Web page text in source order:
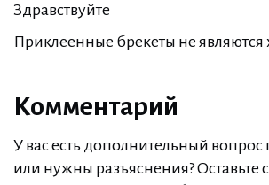
Здравствуйте
Приклеенные брекеты не являются
Комментарий
У вас есть дополнительный вопрос
или нужны разъяснения? Оставьте